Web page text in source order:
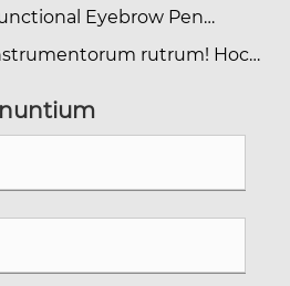
Eyebrow Pen
Beauty Brands?
rutrum! Hoc
incipientium naturaliter